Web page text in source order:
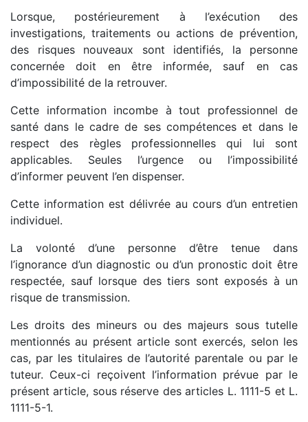
Lorsque, postérieurement à l’exécution des
investigations, traitements ou actions de prévention,
des risques nouveaux sont identifiés, la personne
concernée doit en être informée, sauf en cas
d’impossibilité de la retrouver.
Cette information incombe à tout professionnel de
santé dans le cadre de ses compétences et dans le
respect des règles professionnelles qui lui sont
applicables. Seules l’urgence ou l’impossibilité
d’informer peuvent l’en dispenser.
Cette information est délivrée au cours d’un entretien
individuel.
La volonté d’une personne d’être tenue dans
l’ignorance d’un diagnostic ou d’un pronostic doit être
respectée, sauf lorsque des tiers sont exposés à un
risque de transmission.
Les droits des mineurs ou des majeurs sous tutelle
mentionnés au présent article sont exercés, selon les
cas, par les titulaires de l’autorité parentale ou par le
tuteur. Ceux-ci reçoivent l’information prévue par le
présent article, sous réserve des articles L. 1111-5 et L.
1111-5-1.